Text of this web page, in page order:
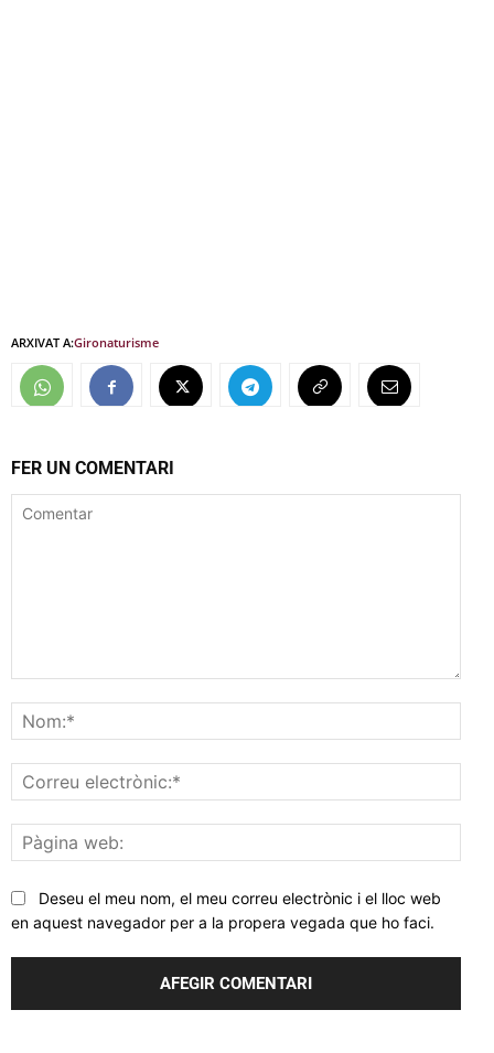
ARXIVAT A:Gironaturisme
FER UN COMENTARI
web:
Deseu el meu nom, el meu correu electrònic i el lloc web
en aquest navegador per a la propera vegada que ho faci.